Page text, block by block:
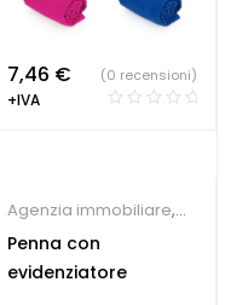
7,46 €
+IVA
(0 recensioni)
Agenzia immobiliare,
Concessionari auto e
meccanici,Farmacie
Penna con
evidenziatore